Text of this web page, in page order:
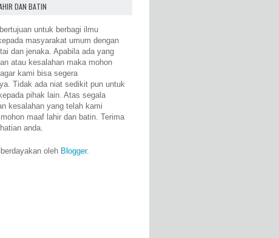
DAN BATIN
untuk berbagi ilmu
masyarakat umum dengan
dan jenaka. Apabila ada yang
atau kesalahan maka mohon
kami bisa segera
Tidak ada niat sedikit pun untuk
pihak lain. Atas segala
kesalahan yang telah kami
maaf lahir dan batin. Terima
anda.
oleh Blogger.